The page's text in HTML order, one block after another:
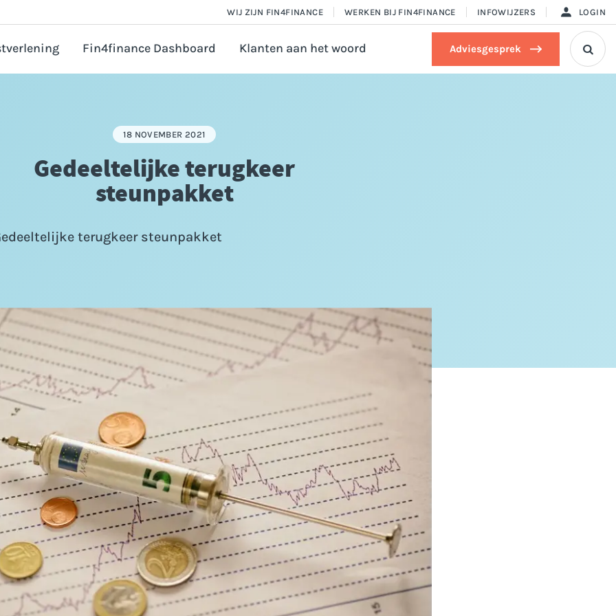
WIJ ZIJN FIN4FINANCE WERKEN BIJ FIN4FINANCE INFOWIJZERS LOGIN
ondernemer
Fin4finance Dashboard Klanten aan het woord Adviesgesprek 
18 NOVEMBER 2021
Gedeeltelijke terugkeer
steunpakket
terugkeer steunpakket